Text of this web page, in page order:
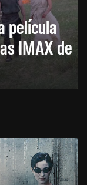
película
IMAX de